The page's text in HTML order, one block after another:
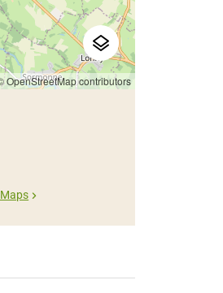
OpenStreetMap contributors